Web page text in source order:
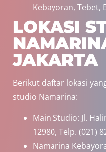
Kebayoran, Tebet,
LOKASI
JAKARTA
Berikut daftar lokasi
studio Namarina:
Main Studio: Jl.
12980, Telp. (021)
Namarina